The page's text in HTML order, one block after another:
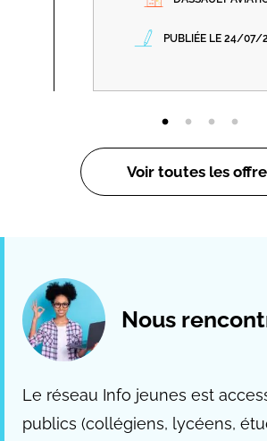
PUBLIÉE LE 24/07/
Voir toutes les
Nous
Le réseau Info jeunes est
publics (collégiens, lycéens,